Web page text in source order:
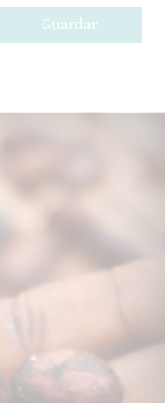
Guardar